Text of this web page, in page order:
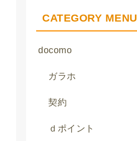
CATEGORY MENU
docomo
ガラホ
契約
ｄポイント